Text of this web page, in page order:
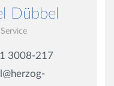
Dübbel
Service
3008-217